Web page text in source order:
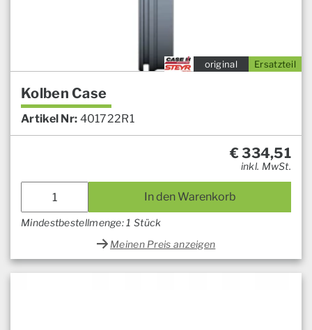
Ersatzteil
original
Kolben Case
Artikel Nr: 401722R1
€334,51
inkl. MwSt.
In den Warenkorb
Mindestbestellmenge: 1 Stück
Meinen Preis anzeigen